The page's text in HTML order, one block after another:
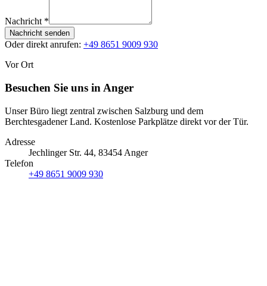
Nachricht *
Nachricht senden
Oder direkt anrufen: +49 8651 9009 930
Vor Ort
Besuchen Sie uns in Anger
Unser Büro liegt zentral zwischen Salzburg und dem
Berchtesgadener Land. Kostenlose Parkplätze direkt vor der Tür.
Adresse
Jechlinger Str. 44, 83454 Anger
Telefon
+49 8651 9009 930